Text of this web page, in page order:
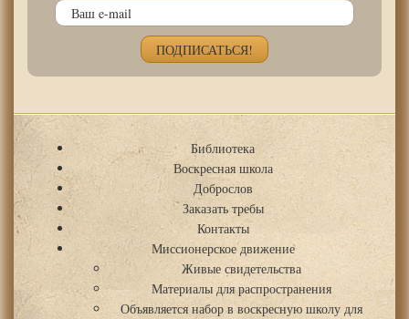
Библиотека
Воскресная школа
Доброслов
Заказать требы
Контакты
Миссионерское движение
Живые свидетельства
Материалы для распространения
Объявляется набор в воскресную школу для